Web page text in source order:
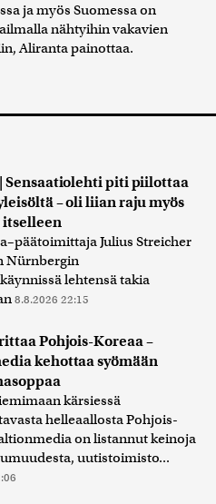
ja myös Suomessa on
nähtyihin vakavien
Aliranta painottaa.
Sensaatiolehti piti piilottaa
– oli liian raju myös
Julius Streicher
Nürnbergin
lehtensä takia
8.8.2026 22:15
Pohjois-Koreaa –
kehottaa syömään
kärsiessä
helleaallosta Pohjois-
on listannut keinoja
uutistoimisto...